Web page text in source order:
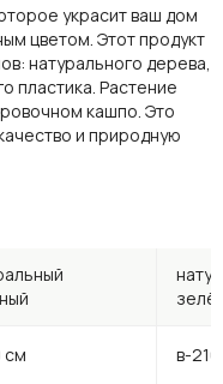
украсит ваш дом
цветом. Этот продукт
натурального дерева,
пластика. Растение
кашпо. Это
и природную
см в-